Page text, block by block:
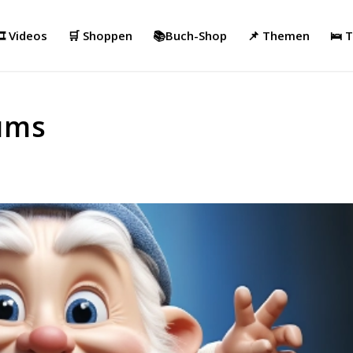
Videos 🛒 Shoppen 📚Buch-Shop 📌 Themen 🛌